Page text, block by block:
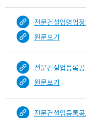
전문건설업영업
원문보기
전문건설업등록
원문보기
전문건설업등록